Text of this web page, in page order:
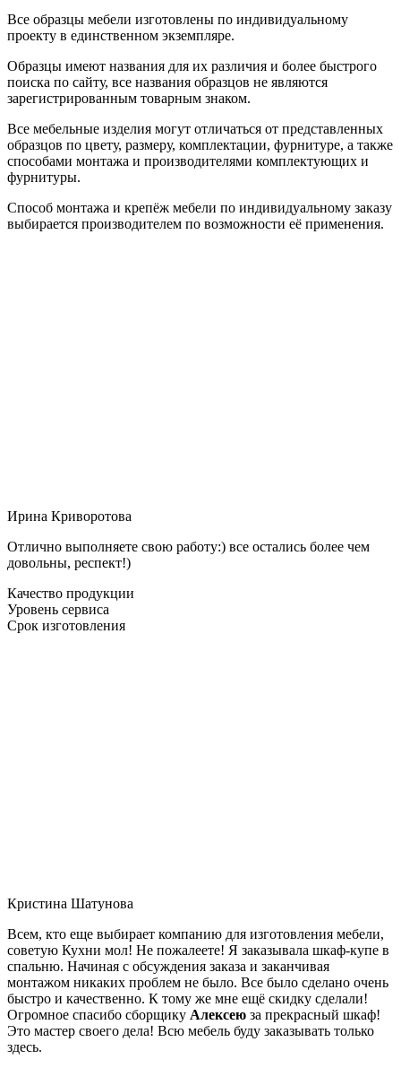
Все образцы мебели изготовлены по индивидуальному
проекту в единственном экземпляре.
Образцы имеют названия для их различия и более быстрого
поиска по сайту, все названия образцов не являются
зарегистрированным товарным знаком.
Все мебельные изделия могут отличаться от представленных
образцов по цвету, размеру, комплектации, фурнитуре, а также
способами монтажа и производителями комплектующих и
фурнитуры.
Способ монтажа и крепёж мебели по индивидуальному заказу
выбирается производителем по возможности её применения.
Ирина Криворотова
Отлично выполняете свою работу:) все остались более чем
довольны, респект!)
Качество продукции
Уровень сервиса
Срок изготовления
Кристина Шатунова
Всем, кто еще выбирает компанию для изготовления мебели,
советую Кухни мол! Не пожалеете! Я заказывала шкаф-купе в
спальню. Начиная с обсуждения заказа и заканчивая
монтажом никаких проблем не было. Все было сделано очень
быстро и качественно. К тому же мне ещё скидку сделали!
Огромное спасибо сборщику Алексею за прекрасный шкаф!
Это мастер своего дела! Всю мебель буду заказывать только
здесь.